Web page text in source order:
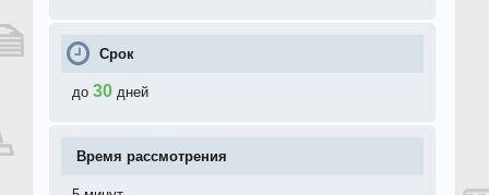
Срок
до 30 дней
Время рассмотрения